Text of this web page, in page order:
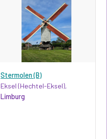
Stermolen (B)
Eksel (Hechtel-Eksel),
Limburg